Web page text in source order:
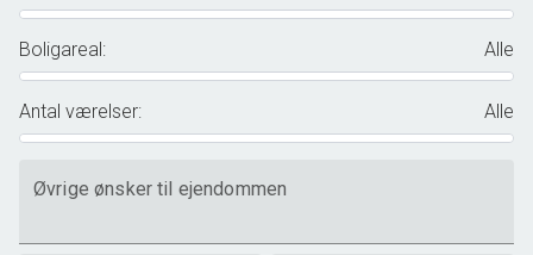
Boligareal: Alle
Antal værelser: Alle
Øvrige ønsker til ejendommen